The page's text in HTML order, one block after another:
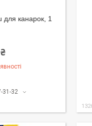
канарок, 1
31-32